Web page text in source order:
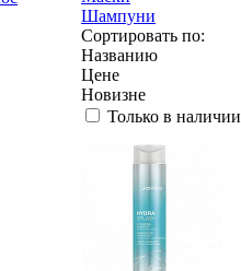
Шампуни
Сортировать по:
Названию
Цене
Новизне
Только в наличии